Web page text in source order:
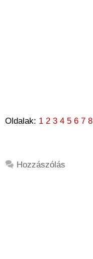
Oldalak: 1 2 3 4 5 6 7 8
Hozzászólás